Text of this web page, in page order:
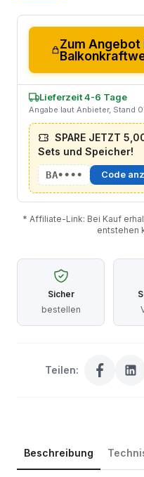
Zum Angebot
Lieferzeit 4-6 Tage
Angabe laut Anbieter, Stand
SPARE JETZT
Sets und Speicher!
BA•••• Code
* Affiliate-Link: Bei Kauf
entstehen
Sicher
bestellen
Teilen:
Beschreibung